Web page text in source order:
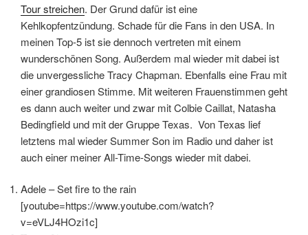
Tour streichen. Der Grund dafür ist eine
Kehlkopfentzündung. Schade für die Fans in den USA. In
meinen Top-5 ist sie dennoch vertreten mit einem
wunderschönen Song. Außerdem mal wieder mit dabei ist
die unvergessliche Tracy Chapman. Ebenfalls eine Frau mit
einer grandiosen Stimme. Mit weiteren Frauenstimmen geht
es dann auch weiter und zwar mit Colbie Caillat, Natasha
Bedingfield und mit der Gruppe Texas. Von Texas lief
letztens mal wieder Summer Son im Radio und daher ist
auch einer meiner All-Time-Songs wieder mit dabei.
Adele – Set fire to the rain
[youtube=https://www.youtube.com/watch?
v=eVLJ4HOzi1c]